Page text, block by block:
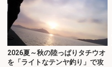
2026夏～秋の陸っぱりタチウオ
を「ライトなテンヤ釣り」で攻